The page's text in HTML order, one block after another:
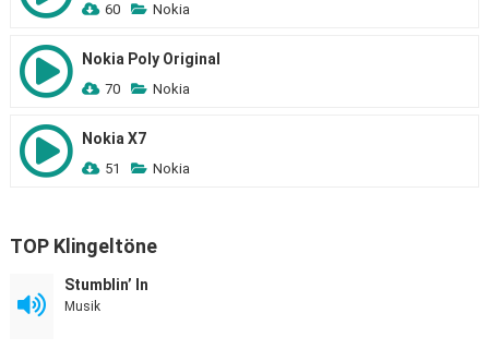
60 Nokia
Nokia Poly Original
70 Nokia
Nokia X7
51 Nokia
TOP Klingeltöne
Stumblin’ In
Musik